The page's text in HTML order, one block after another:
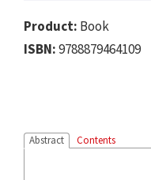
Product: Book
ISBN:9788879464109
Abstract Contents